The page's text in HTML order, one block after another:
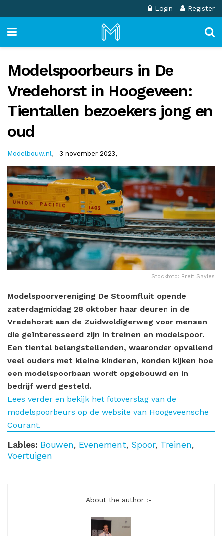
Login Register
Modelspoorbeurs in De
Vredehorst in Hoogeveen:
Tientallen bezoekers jong en
oud
Modelbouw.nl , 3 november 2023,
Stockfoto: Brett Sayles
Modelspoorvereniging De Stoomfluit opende
zaterdagmiddag 28 oktober haar deuren in de
Vredehorst aan de Zuidwoldigerweg voor mensen
die geïnteresseerd zijn in treinen en modelspoor.
Een tiental belangstellenden, waaronder opvallend
veel ouders met kleine kinderen, konden kijken hoe
een modelspoorbaan wordt opgebouwd en in
bedrijf werd gesteld.
Lees verder en bekijk het fotoverslag van de
modelspoorbeurs op de website van Hoogeveensche
Courant.
Lables: Bouwen, Evenement, Spoor, Treinen,
Voertuigen
About the author :-